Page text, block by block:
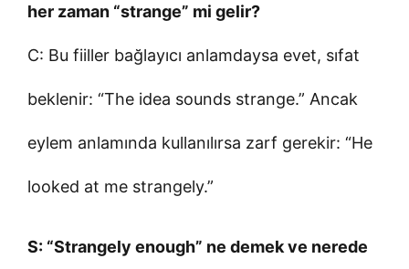
her zaman “strange” mi gelir?
C: Bu fiiller bağlayıcı anlamdaysa evet, sıfat
beklenir: “The idea sounds strange.” Ancak
eylem anlamında kullanılırsa zarf gerekir: “He
looked at me strangely.”
S: “Strangely enough” ne demek ve nerede